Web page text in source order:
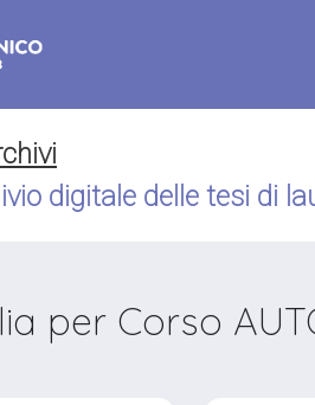
digitale delle tesi di
per Corso